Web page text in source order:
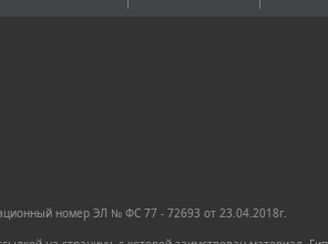
номер ЭЛ № ФС 77 - 72693 от 23.04.2018г.